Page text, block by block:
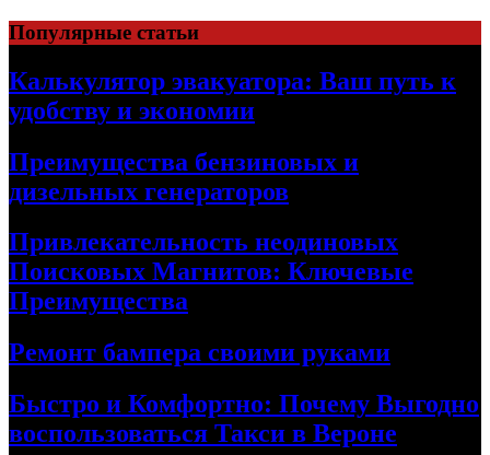
Skip
to
content
Популярные статьи
Калькулятор эвакуатора: Ваш путь к
удобству и экономии
Преимущества бензиновых и
дизельных генераторов
Привлекательность неодиновых
Поисковых Магнитов: Ключевые
Преимущества
Ремонт бампера своими руками
Быстро и Комфортно: Почему Выгодно
воспользоваться Такси в Вероне